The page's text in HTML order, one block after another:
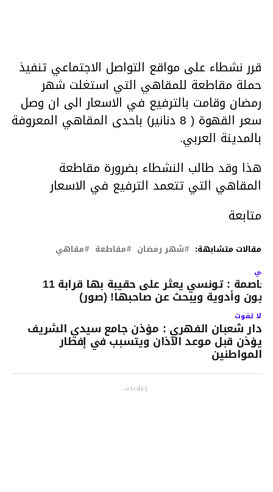
قرر نشطاء على مواقع التواصل الاجتماعي تنفيذ
حملة مقاطعة للمقاهي التي استغلت شهر
رمضان وقامت بالترفيع في الاسعار الى ان وصل
سعر القهوة ( 8 دنانير) باحدى المقاهي المعروفة
بالمدينة العربي.
هذا وقد طالب النشطاء بضرورة مقاطعة
المقاهي التي تتعمد الترفيع في الاسعار
متابعة
مقالات متشابهة: شهر رمضان مقاطعة مقاهي
العاصمة : تونسي يعثر على حقيبة بها قرابة 11
وأدوية ويبحث عن صاحبها! (صور)
لا تفوت
دار شعبان الفهري : مؤذن جامع سيدي الشريف
يؤذن قبل موعد الآذان ويتسبب في إفطار
المواطنين
إعلانات